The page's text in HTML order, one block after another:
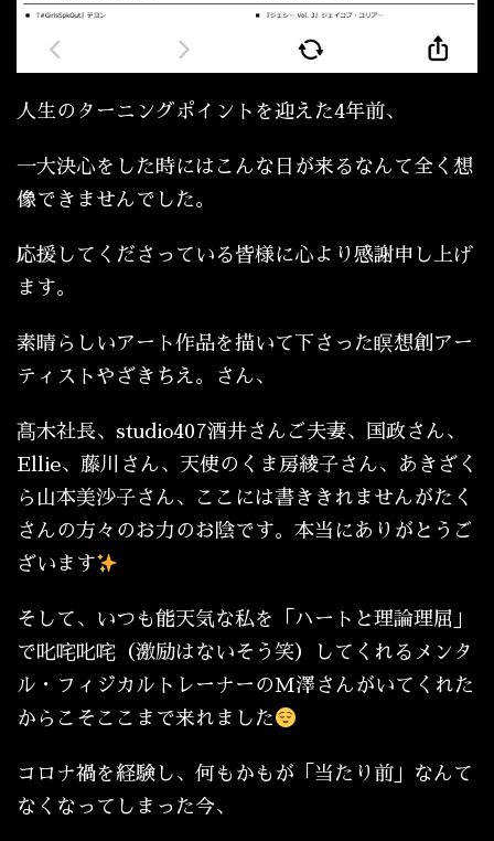
人生のターニングポイントを迎えた4年前、
一大決心をした時にはこんな日が来るなんて全く想
像できませんでした。
応援してくださっている皆様に心より感謝申し上げ
ます。
素晴らしいアート作品を描いて下さった瞑想創アー
ティストやざきちえ。さん、
髙木社長、studio407酒井さんご夫妻、国政さん、
Ellie、藤川さん、天使のくま房綾子さん、あきざく
ら山本美沙子さん、ここには書ききれませんがたく
さんの方々のお力のお陰です。本当にありがとうご
ざいます
そして、いつも能天気な私を「ハートと理論理屈」
で叱咤叱咤（激励はないそう笑）してくれるメンタ
ル・フィジカルトレーナーのM澤さんがいてくれた
からこそここまで来れました
コロナ禍を経験し、何もかもが「当たり前」なんて
なくなってしまった今、